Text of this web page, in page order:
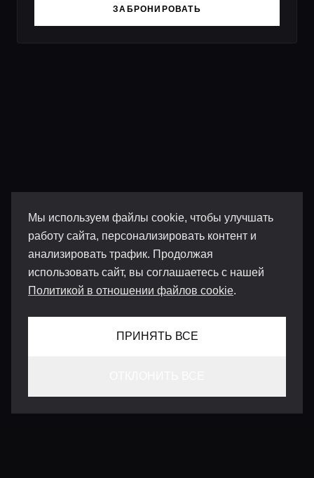
Мы используем файлы cookie, чтобы улучшать
работу сайта, персонализировать контент и
анализировать трафик. Продолжая
использовать сайт, вы соглашаетесь с нашей
Политикой в отношении файлов cookie.
ПРИНЯТЬ ВСЕ
ЗАБРОНИРОВАТЬ